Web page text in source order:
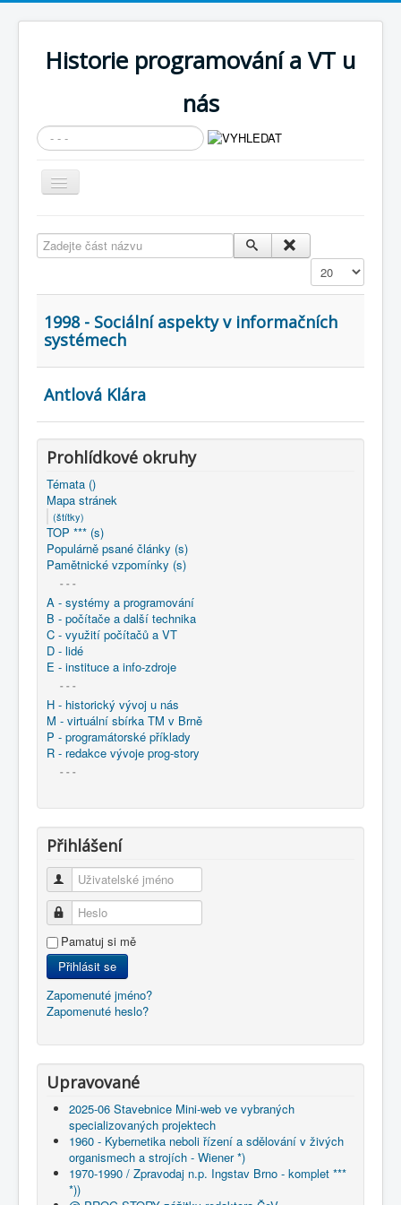
Historie programování a VT u
nás
Vyhledávání...
Přepnout
navigaci
Cíle expozice
Současnost SW a IT
KNIHOVNA
O nás
Úvod
Zadejte část názvu
Zobrazit
1998 - Sociální aspekty v informačních
systémech
Antlová Klára
Prohlídkové okruhy
Témata ()
Mapa stránek
(štítky)
TOP *** (s)
Populárně psané články (s)
Pamětnické vzpomínky (s)
- - -
A - systémy a programování
B - počítače a další technika
C - využití počítačů a VT
D - lidé
E - instituce a info-zdroje
- - -
H - historický vývoj u nás
M - virtuální sbírka TM v Brně
P - programátorské příklady
R - redakce vývoje prog-story
- - -
Přihlášení
Uživatelské jméno
Heslo
Pamatuj si mě
Přihlásit se
Zapomenuté jméno?
Zapomenuté heslo?
Upravované
2025-06 Stavebnice Mini-web ve vybraných
specializovaných projektech
1960 - Kybernetika neboli řízení a sdělování v živých
organismech a strojích - Wiener *)
1970-1990 / Zpravodaj n.p. Ingstav Brno - komplet ***
*))